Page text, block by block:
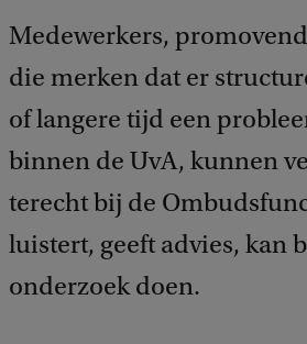
Medewerkers,
die merken dat er
of langere tijd een
binnen de UvA, kunnen
terecht bij de
luistert, geeft advies, kan
onderzoek doen.